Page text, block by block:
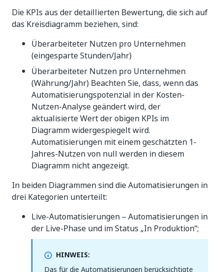
Die KPIs aus der detaillierten Bewertung, die sich auf
das Kreisdiagramm beziehen, sind:
Überarbeiteter Nutzen pro Unternehmen
(eingesparte Stunden/Jahr)
Überarbeiteter Nutzen pro Unternehmen
(Währung/Jahr) Beachten Sie, dass, wenn das
Automatisierungspotenzial in der Kosten-
Nutzen-Analyse geändert wird, der
aktualisierte Wert der obigen KPIs im
Diagramm widergespiegelt wird.
Automatisierungen mit einem geschätzten 1-
Jahres-Nutzen von null werden in diesem
Diagramm nicht angezeigt.
In beiden Diagrammen sind die Automatisierungen in
drei Kategorien unterteilt:
Live-Automatisierungen – Automatisierungen in
der Live-Phase und im Status „In Produktion“;
HINWEIS:
Das für die Automatisierungen berücksichtigte